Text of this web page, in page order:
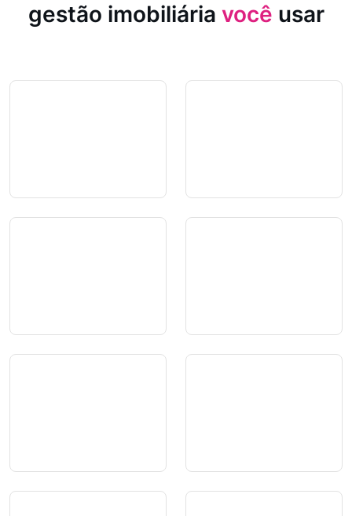
gestão imobiliária você usar